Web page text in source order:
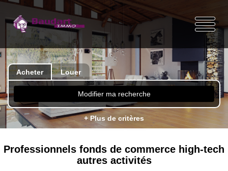
Acheter Louer
Modifier ma recherche
+ Plus de critères
Professionnels fonds de commerce high-tech
autres activités